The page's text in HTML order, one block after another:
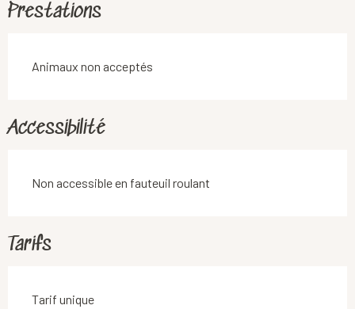
Prestations
Animaux non acceptés
Accessibilité
Non accessible en fauteuil roulant
Tarifs
Tarifs 2026
Tarif unique